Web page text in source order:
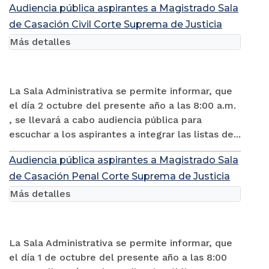
Audiencia pública aspirantes a Magistrado Sala
de Casación Civil Corte Suprema de Justicia
La Sala Administrativa se permite informar, que
el día 2 octubre del presente año a las 8:00 a.m.
, se llevará a cabo audiencia pública para
escuchar a los aspirantes a integrar las listas de...
Más detalles
Audiencia pública aspirantes a Magistrado Sala
de Casación Penal Corte Suprema de Justicia
La Sala Administrativa se permite informar, que
el día 1 de octubre del presente año a las 8:00
Más detalles